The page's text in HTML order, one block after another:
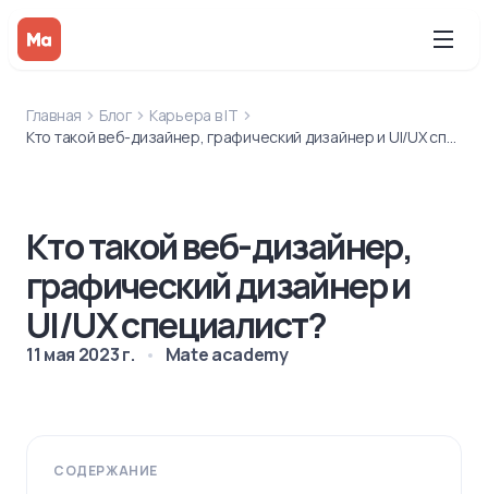
Главная Блог
Карьера в IT
Кто такой веб-дизайнер, графический дизайнер и UI/UX специалист?
Кто такой веб-дизайнер,
графический дизайнер и
UI/UX специалист?
11 мая 2023 г. Mate academy
СОДЕРЖАНИЕ